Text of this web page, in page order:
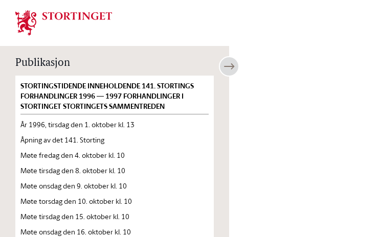
Stortinget.no
Publikasjon
STORTINGSTIDENDE INNEHOLDENDE 141. STORTINGS
FORHANDLINGER 1996 — 1997 FORHANDLINGER I
STORTINGET STORTINGETS SAMMENTREDEN
År 1996, tirsdag den 1. oktober kl. 13
Åpning av det 141. Storting
Møte fredag den 4. oktober kl. 10
Møte tirsdag den 8. oktober kl. 10
Møte onsdag den 9. oktober kl. 10
Møte torsdag den 10. oktober kl. 10
Møte tirsdag den 15. oktober kl. 10
Møte onsdag den 16. oktober kl. 10